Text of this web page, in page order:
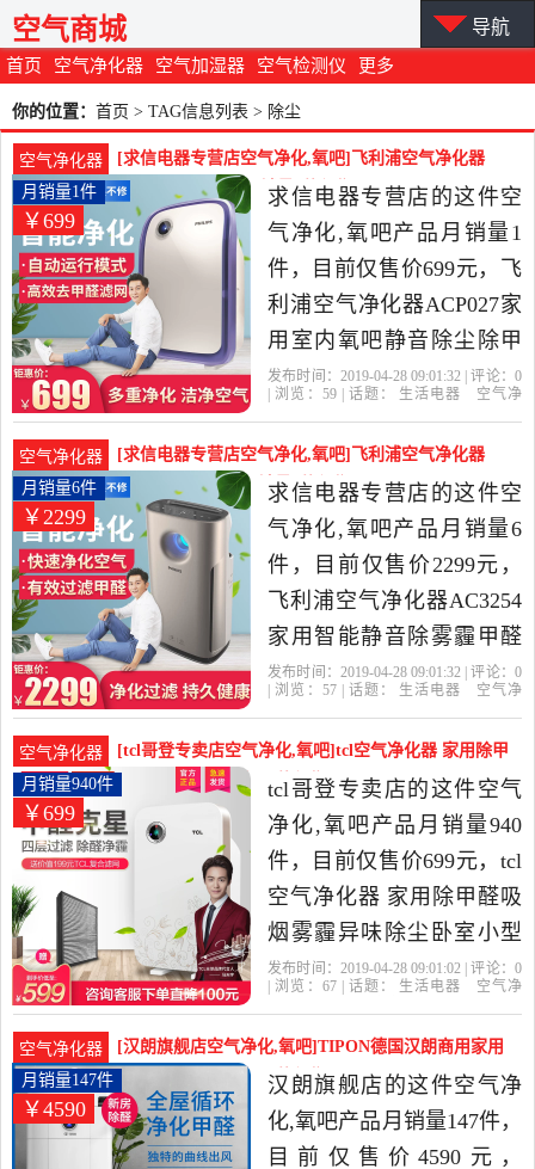
首页 空气净化器 空气加湿器 空气检测仪 更多
空气商城 导航
你的位置： 首页 > TAG信息列表 > 除尘
空气净化器
[求信电器专营店空气净化,氧吧]飞利浦空气净化器
ACP027家用室内月销量1件仅售699元
￥699
月销量1件
求信电器专营店的这件空
气净化,氧吧产品月销量1
件，目前仅售价699元，飞
利浦空气净化器ACP027家
用室内氧吧静音除尘除甲
醛雾霾杀菌是2019年求信
当中性价比很高的空气净
化,氧吧，由江苏 南京发
货。
发布时间：2019-04-28 09:01:32 | 评论： 0
| 浏览： 59| 话题： 生活电器
空气净
空气净化器
[求信电器专营店空气净化,氧吧]飞利浦空气净化器
AC3254家用智能月销量6件仅售2299元
￥2299
月销量6件
求信电器专营店的这件空
气净化,氧吧产品月销量6
件，目前仅售价2299元，
飞利浦空气净化器AC3254
家用智能静音除雾霾甲醛
除尘AC3252升级版是2019
活电器当中性价比很高的
空气净化,氧吧，由北京发
货。
发布时间：2019-04-28 09:01:32 | 评论： 0
| 浏览： 57| 话题： 生活电器
空气净
空气净化器
[tcl哥登专卖店空气净化,氧吧]tcl空气净化器 家用除甲
醛吸烟雾霾月销量940件仅售699元
￥699
月销量940件
tcl哥登专卖店的这件空气
净化,氧吧产品月销量940
件，目前仅售价699元，tcl
空气净化器 家用除甲醛吸
烟雾霾异味除尘卧室小型
负离子氧静音是2019年tcl
当中性价比很高的空气净
化,氧吧，由北京发货。
发布时间：2019-04-28 09:01:02 | 评论： 0
| 浏览： 67| 话题： 生活电器
空气净
空气净化器
[汉朗旗舰店空气净化,氧吧]TIPON德国汉朗商用家用
别墅除甲醛月销量147件仅售4590元
￥4590
月销量147件
汉朗旗舰店的这件空气净
化,氧吧产品月销量147件，
目前仅售价4590元，